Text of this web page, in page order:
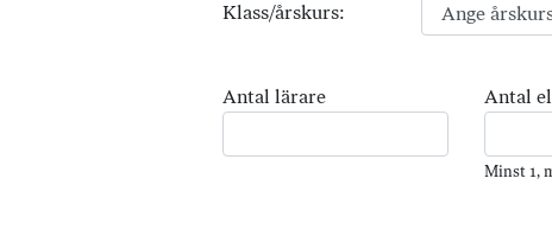
Klass/årskurs:
Antal lärare Antal
Minst 1,